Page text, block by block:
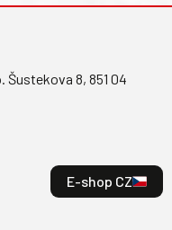
Šustekova 8, 851 04
E-shop CZ